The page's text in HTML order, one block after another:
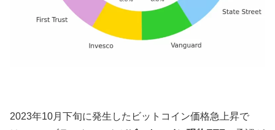
2023年10月下旬に発生したビットコイン価格急上昇で